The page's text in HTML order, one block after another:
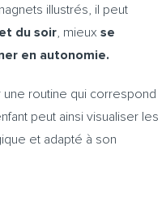
illustrés, il peut
du soir, mieux se
en autonomie.
routine qui correspond
peut ainsi visualiser les
et adapté à son